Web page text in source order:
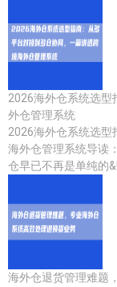
2026海外仓系统选型
外仓管理系统
2026海外仓系统选型
海外仓管理系统导读
仓早已不再是单纯的
海外仓退货管理难题